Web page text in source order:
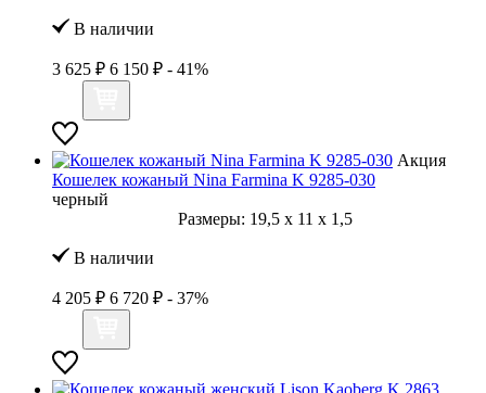
В наличии
3 625 ₽ 6 150 ₽ - 41%
Акция
Кошелек кожаный Nina Farmina K 9285-030
черный
Размеры: 19,5 x 11 x 1,5
В наличии
4 205 ₽ 6 720 ₽ - 37%